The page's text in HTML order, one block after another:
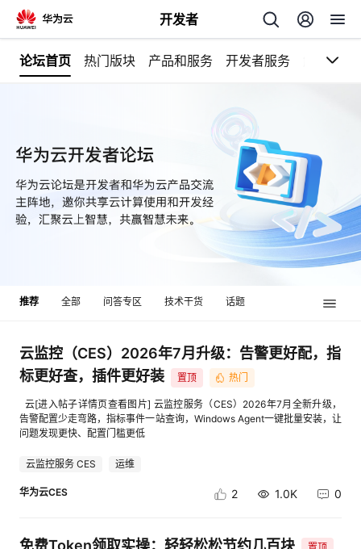
开发者
返
回
个
开
发
我
的
客
我
论
的
我
的
开
者
学
我
的
我
的
支
持
的
我
论坛首页 热门版块 产品和服务 开发者服务 解决方案
推荐 全部 问答专区 技术干货 话题
云监控（CES）2026年7月升级：告警更好配，指
标更好查，插件更好装
置顶 热门
云[进入帖子详情页查看图片] 云监控服务（CES）2026年7月全新升级，
告警配置少走弯路，指标事件一站查询，Windows Agent一键批量安装，让
问题发现更快、配置门槛更低
云监控服务 CES 运维
华为云CES 2 1.0K 0
免费Token领取实操：轻轻松松节约几百块